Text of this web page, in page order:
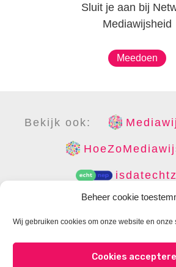
Beheer cookie
Wij gebruiken cookies om onze website en onze
Cookies
Sluit je aan bij
Mediawijsheid
Meedoen
Bekijk ook:
DISCLAIMER